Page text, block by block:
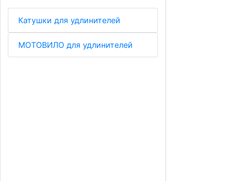
Катушки для удлинителей
МОТОВИЛО для удлинителей